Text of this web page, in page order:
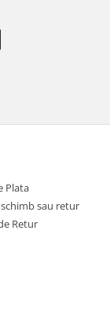
Plata
sau retur
Retur